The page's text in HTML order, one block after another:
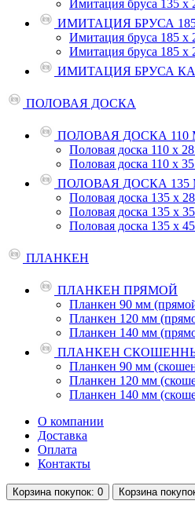
Имитация бруса 135 х
ИМИТАЦИЯ БРУСА
Имитация бруса 185 х
Имитация бруса 185 х
ИМИТАЦИЯ БРУСА
ПОЛОВАЯ ДОСКА
ПОЛОВАЯ ДОСКА
Половая доска 110 х
Половая доска 110 х
ПОЛОВАЯ ДОСКА
Половая доска 135 х
Половая доска 135 х
Половая доска 135 х
ПЛАНКЕН
ПЛАНКЕН ПРЯМОЙ
Планкен 90 мм
Планкен 120 мм
Планкен 140 мм
ПЛАНКЕН
Планкен 90 мм
Планкен 120 мм
Планкен 140 мм
О компании
Доставка
Оплата
Контакты
Корзинапокупок: 0 Корзина